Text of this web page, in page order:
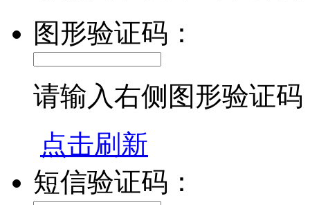
图形验证码：
请输入右侧图形验证码
点击刷新
短信验证码：